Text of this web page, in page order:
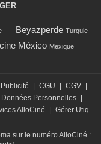
Beyazperde Turquie
México Mexique
Publicité CGU CGV
Données Personnelles
AlloCiné
Gérer Utiq
sur le numéro AlloCiné :